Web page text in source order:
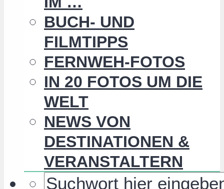
BUCH- UND
FILMTIPPS
FERNWEH-FOTOS
IN 20 FOTOS UM DIE
WELT
NEWS VON
DESTINATIONEN &
VERANSTALTERN